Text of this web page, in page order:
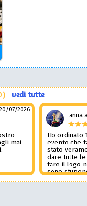
vedi tutte
20/07/2026
mai
anna
Ho ordinato
evento che
stato
dare tutte le
fare il logo
sono
tutto in